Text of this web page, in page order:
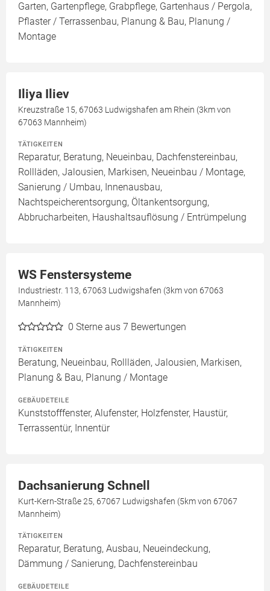
Garten, Gartenpflege, Grabpflege, Gartenhaus / Pergola,
Pflaster / Terrassenbau, Planung & Bau, Planung /
Montage
Iliya Iliev
Kreuzstraße 15, 67063 Ludwigshafen am Rhein (3km von
67063 Mannheim)
TÄTIGKEITEN
Reparatur, Beratung, Neueinbau, Dachfenstereinbau,
Rollläden, Jalousien, Markisen, Neueinbau / Montage,
Sanierung / Umbau, Innenausbau,
Nachtspeicherentsorgung, Öltankentsorgung,
Abbrucharbeiten, Haushaltsauflösung / Entrümpelung
WS Fenstersysteme
Industriestr. 113, 67063 Ludwigshafen (3km von 67063
Mannheim)
0 Sterne aus 7 Bewertungen
TÄTIGKEITEN
Beratung, Neueinbau, Rollläden, Jalousien, Markisen,
Planung & Bau, Planung / Montage
GEBÄUDETEILE
Kunststofffenster, Alufenster, Holzfenster, Haustür,
Terrassentür, Innentür
Dachsanierung Schnell
Kurt-Kern-Straße 25, 67067 Ludwigshafen (5km von 67067
Mannheim)
TÄTIGKEITEN
Reparatur, Beratung, Ausbau, Neueindeckung,
Dämmung / Sanierung, Dachfenstereinbau
GEBÄUDETEILE